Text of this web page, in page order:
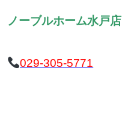
ノーブルホーム水戸店
029-305-5771